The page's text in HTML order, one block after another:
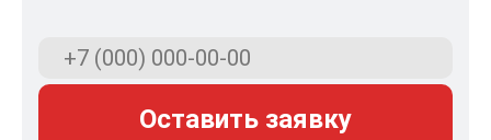
Оставить заявку